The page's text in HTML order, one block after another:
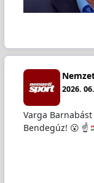
2026.
Varga
Bendegúz! 😮 ☝️